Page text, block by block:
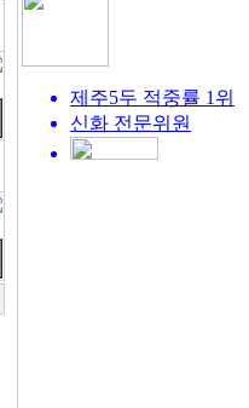
제주5두 적중률 1위
신화 전문위원